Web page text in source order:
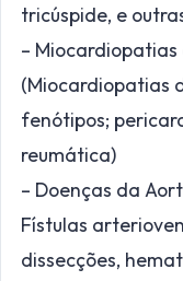
tricúspide, e
–
(Miocardiopatias
fenótipos;
reumática)
– Doenças da
Fístulas
dissecções,